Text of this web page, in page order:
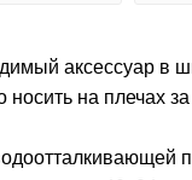
аксессуар в
на плечах